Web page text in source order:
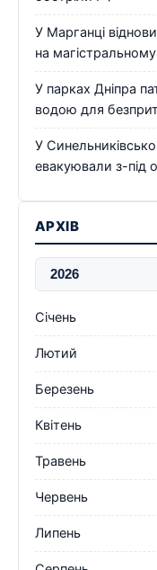
У Марганці
на
У парках Дніпра
водою для
У
евакуювали з-під
АРХІВ
Січень
Лютий
Березень
Квітень
Травень
Червень
Липень